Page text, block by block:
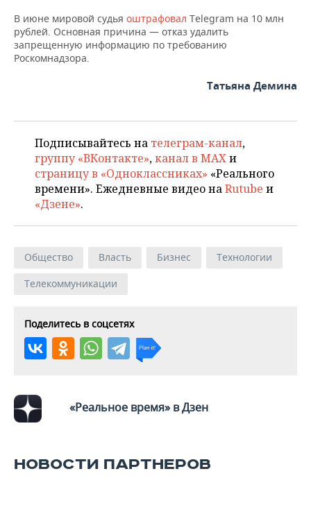
ФИГУРНОЕ КАТАНИЕ
ВОДНЫЕ ВИДЫ СПОРТА
МЕДИЦИНА
ОБРАЗОВАНИЕ
В июне мировой судья оштрафовал Telegram на 10 млн
рублей. Основная причина — отказ удалить
запрещенную информацию по требованию
Роскомнадзора.
Татьяна Демина
Подписывайтесь на телеграм-канал,
группу «ВКонтакте»,канал в MAXи
страницу в «Одноклассниках» «Реального
времени». Ежедневные видео наRutube и
«Дзене».
Общество Власть Бизнес
Технологии
Телекоммуникации
Поделитесь в соцсетях
«Реальное время» в Дзен
НОВОСТИ ПАРТНЕРОВ